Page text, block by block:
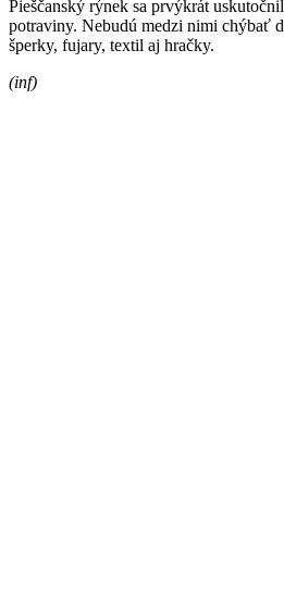
Pieščanský rýnek sa prvýkrát
potraviny. Nebudú medzi nimi chýbať
šperky, fujary, textil aj hračky.
(inf)